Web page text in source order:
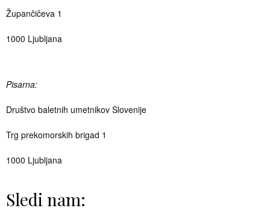
Župančičeva 1
1000 Ljubljana
Pisarna:
Društvo baletnih umetnikov Slovenije
Trg prekomorskih brigad 1
1000 Ljubljana
Sledi nam: